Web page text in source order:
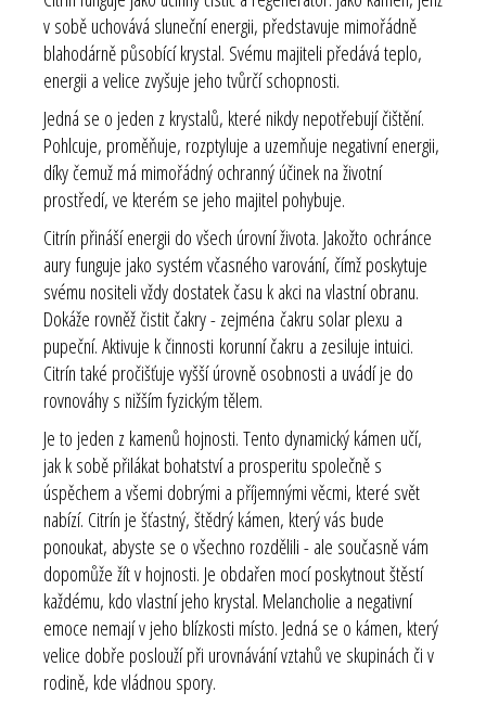
v sobě uchovává sluneční energii, představuje mimořádně
blahodárně působící krystal. Svému majiteli předává teplo,
energii a velice zvyšuje jeho tvůrčí schopnosti.
Jedná se o jeden z krystalů, které nikdy nepotřebují čištění.
Pohlcuje, proměňuje, rozptyluje a uzemňuje negativní energii,
díky čemuž má mimořádný ochranný účinek na životní
prostředí, ve kterém se jeho majitel pohybuje.
Citrín přináší energii do všech úrovní života. Jakožto ochránce
aury funguje jako systém včasného varování, čímž poskytuje
svému nositeli vždy dostatek času k akci na vlastní obranu.
Dokáže rovněž čistit čakry - zejména čakru solar plexu a
pupeční. Aktivuje k činnosti korunní čakru a zesiluje intuici.
Citrín také pročišťuje vyšší úrovně osobnosti a uvádí je do
rovnováhy s nižším fyzickým tělem.
Je to jeden z kamenů hojnosti. Tento dynamický kámen učí,
jak k sobě přilákat bohatství a prosperitu společně s
úspěchem a všemi dobrými a příjemnými věcmi, které svět
nabízí. Citrín je šťastný, štědrý kámen, který vás bude
ponoukat, abyste se o všechno rozdělili - ale současně vám
dopomůže žít v hojnosti. Je obdařen mocí poskytnout štěstí
každému, kdo vlastní jeho krystal. Melancholie a negativní
emoce nemají v jeho blízkosti místo. Jedná se o kámen, který
velice dobře poslouží při urovnávání vztahů ve skupinách či v
rodině, kde vládnou spory.